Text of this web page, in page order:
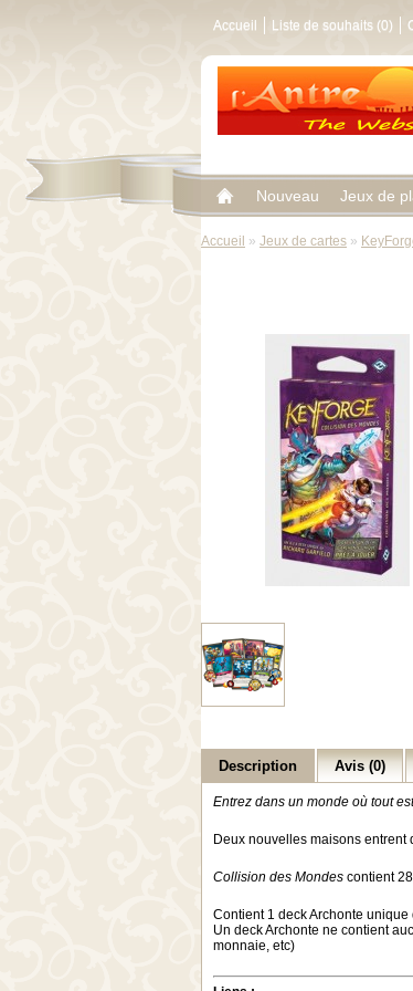
Accueil Liste de souhaits (0)
Nouveau Jeux de
Accueil » Jeux de cartes »
Description Avis (0)
Entrez dans un monde où tout
Deux nouvelles maisons entrent
Collision des Mondes contient
Contient 1 deck Archonte unique
Un deck Archonte ne contient
monnaie, etc)